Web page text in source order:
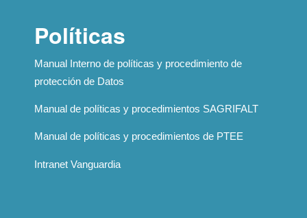
Políticas
Manual Interno de políticas y procedimiento de
protección de Datos
Manual de políticas y procedimientos SAGRIFALT
Manual de políticas y procedimientos de PTEE
Intranet Vanguardia